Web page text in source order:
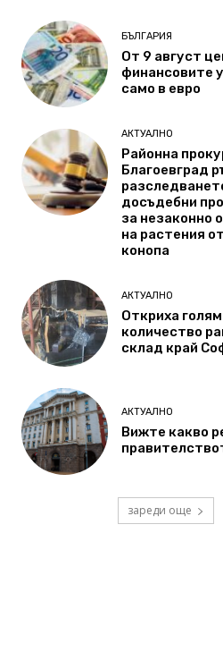
БЪЛГАРИЯ
От 9 август
финансовите
само в евро
АКТУАЛНО
Районна
Благоевград
досъдебни
за незаконно
на растения
конопа
АКТУАЛНО
Откриха
количество
склад край
АКТУАЛНО
Вижте какво
зареди още